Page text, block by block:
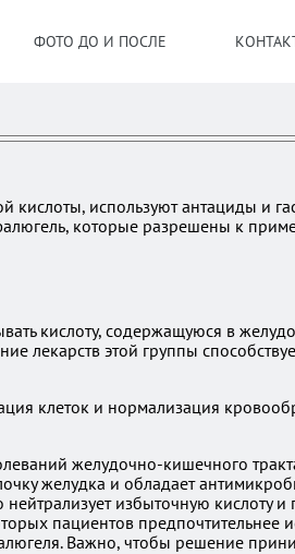
ФОТО ДО И ПОСЛЕ
используют антациды и
которые разрешены к
кислоту, содержащуюся в
лекарств этой группы
клеток и нормализация
желудочно-кишечного
желудка и обладает
избыточную кислоту
пациентов предпочтительнее
Важно, чтобы решение